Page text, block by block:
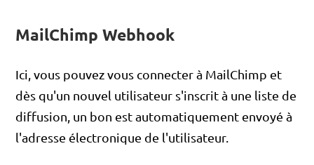
MailChimp Webhook
Ici, vous pouvez vous connecter à MailChimp et
dès qu'un nouvel utilisateur s'inscrit à une liste de
diffusion, un bon est automatiquement envoyé à
l'adresse électronique de l'utilisateur.